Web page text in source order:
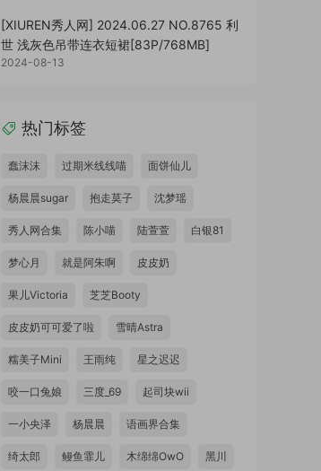
[XIUREN秀人网] 2024.06.27 NO.8765 利
世 浅灰色吊带连衣短裙[83P/768MB]
2024-08-13
热门标签
蠢沫沫 过期米线线喵 面饼仙儿
杨晨晨sugar 抱走莫子 沈梦瑶
秀人网合集 陈小喵 陆萱萱 白银81
梦心月 就是阿朱啊 皮皮奶
果儿Victoria 芝芝Booty
皮皮奶可可爱了啦 雪晴Astra
糯美子Mini 王雨纯 星之迟迟
咬一口兔娘 三度_69 起司块wii
一小央泽 杨晨晨 语画界合集
绮太郎 鳗鱼霏儿 木绵绵OwO 黑川